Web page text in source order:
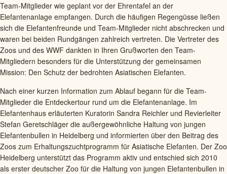
Team-Mitglieder wie geplant vor der Ehrentafel an der
Elefantenanlage empfangen. Durch die häufigen Regengüsse ließen
sich die Elefantenfreunde und Team-Mitglieder nicht abschrecken und
waren bei beiden Rundgängen zahlreich vertreten. Die Vertreter des
Zoos und des WWF dankten in Ihren Grußworten den Team-
Mitgliedern besonders für die Unterstützung der gemeinsamen
Mission: Den Schutz der bedrohten Asiatischen Elefanten.
Nach einer kurzen Information zum Ablauf begann für die Team-
Mitglieder die Entdeckertour rund um die Elefantenanlage. Im
Elefantenhaus erläuterten Kuratorin Sandra Reichler und Revierleiter
Stefan Geretschläger die außergewöhnliche Haltung von jungen
Elefantenbullen in Heidelberg und informierten über den Beitrag des
Zoos zum Erhaltungszuchtprogramm für Asiatische Elefanten. Der Zoo
Heidelberg unterstützt das Programm aktiv und entschied sich 2010
als erster deutscher Zoo für die Haltung von jungen Elefantenbullen in